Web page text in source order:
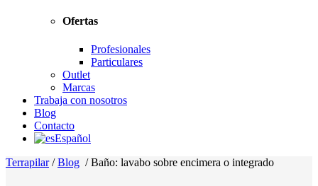
Ofertas
Profesionales
Particulares
Outlet
Marcas
Trabaja con nosotros
Blog
Contacto
Español
Terrapilar/Blog /Baño: lavabo sobre encimera o integrado